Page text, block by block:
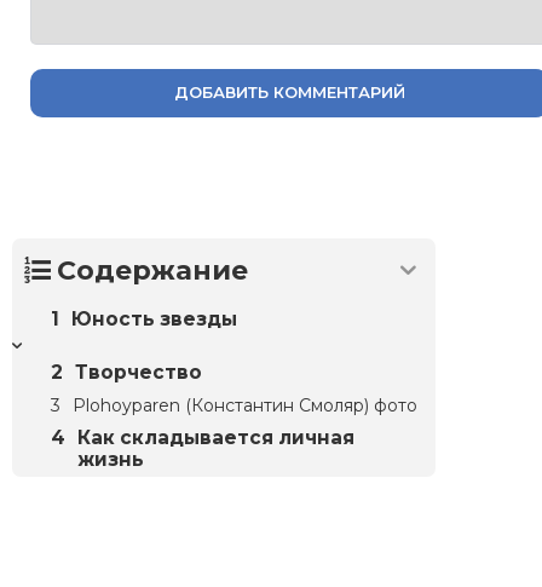
ДОБАВИТЬ КОММЕНТАРИЙ
Содержание
Юность звезды
Творчество
Plohoyparen (Константин Смоляр) фото
Как складывается личная
жизнь